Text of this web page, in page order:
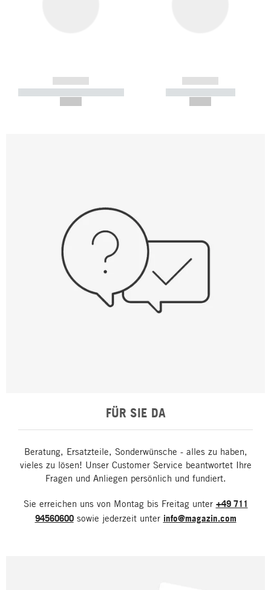
------------
----------- ----------- -----------
------------
----------- -----------
FÜR SIE DA
Beratung, Ersatzteile, Sonderwünsche - alles zu haben,
vieles zu lösen! Unser Customer Service beantwortet Ihre
Fragen und Anliegen persönlich und fundiert.
Sie erreichen uns von Montag bis Freitag unter +49 711
94560600sowie jederzeit unter info@magazin.com